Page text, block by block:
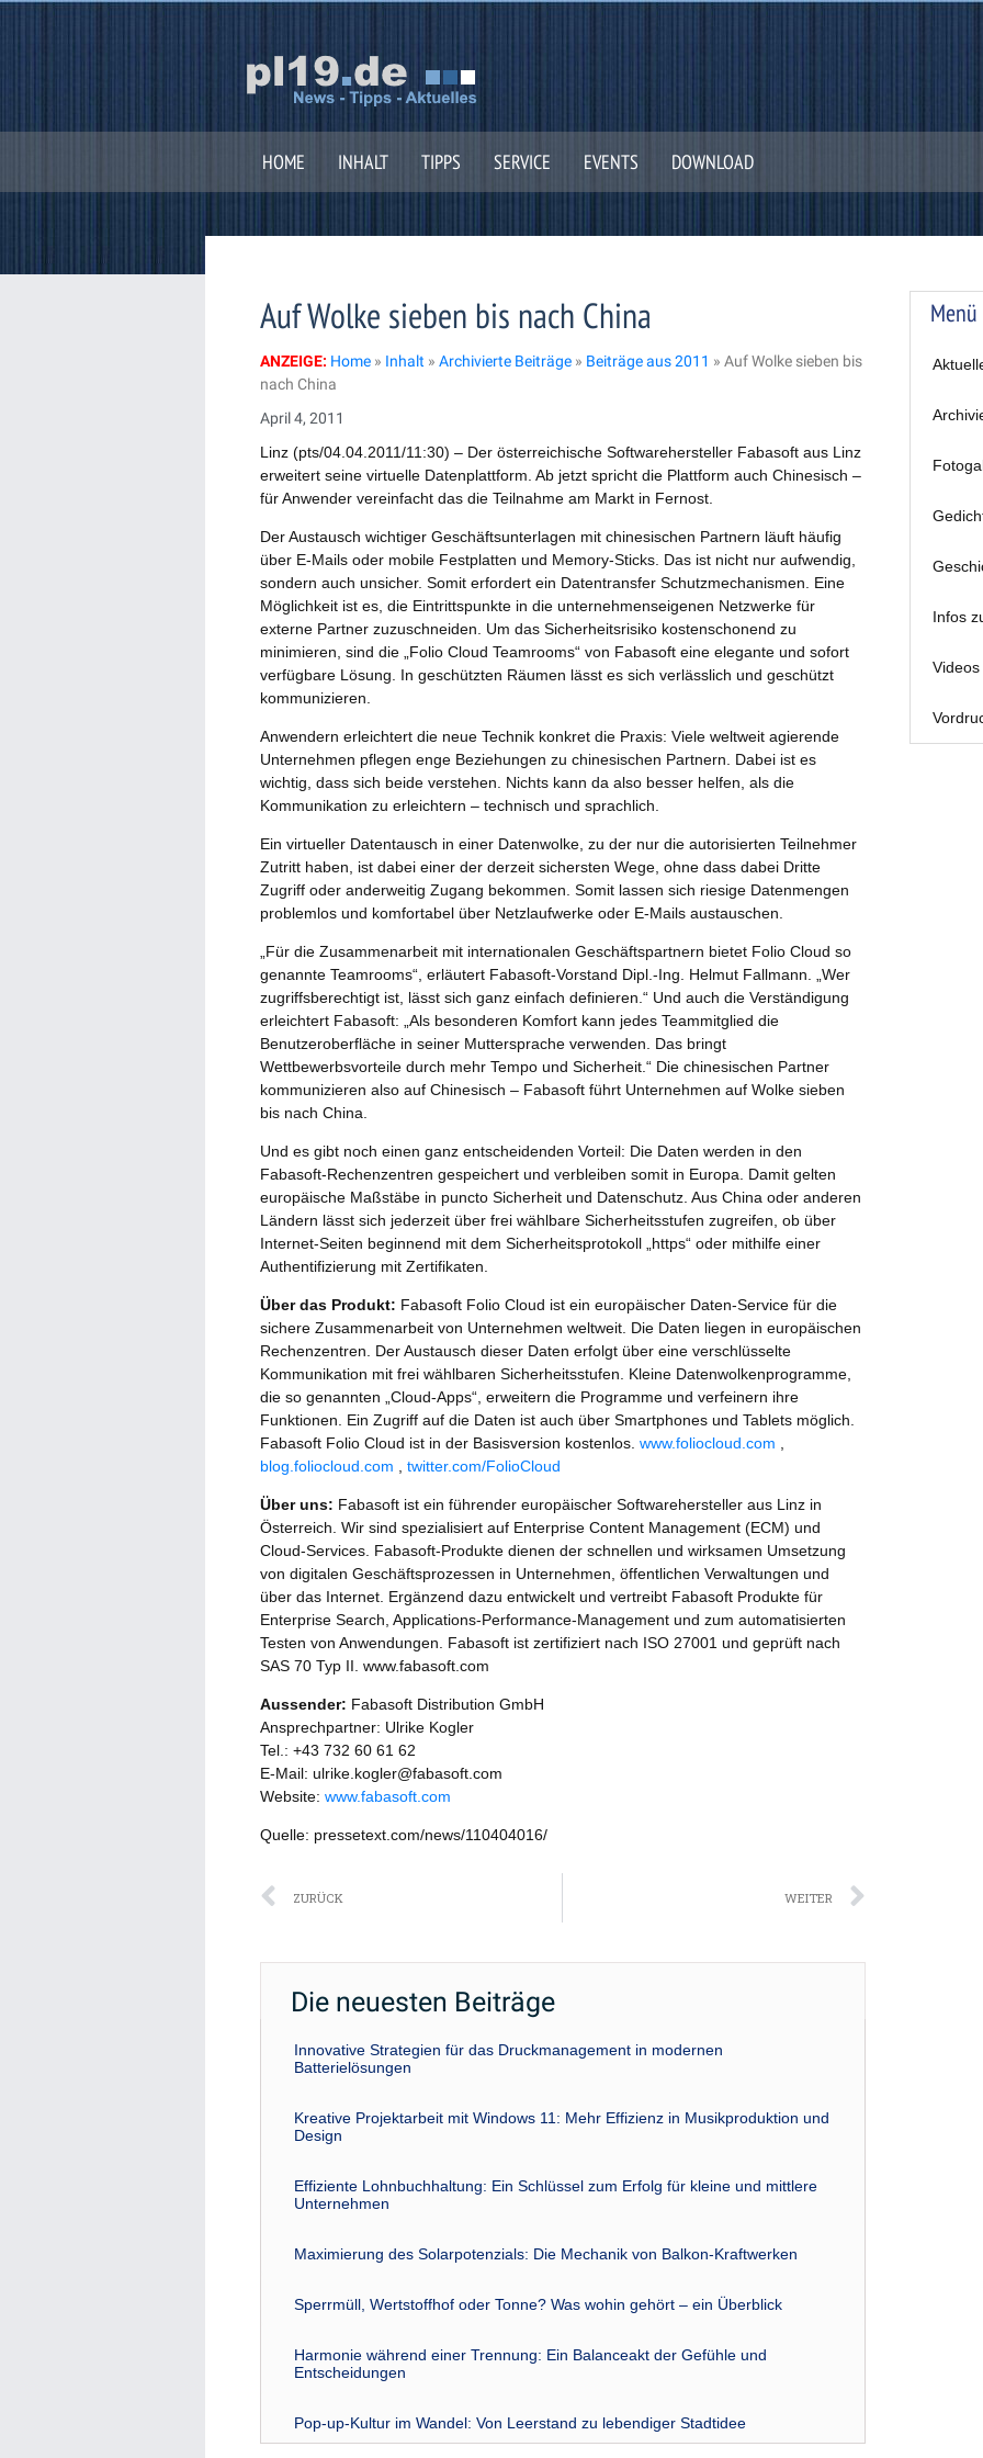
Zum
HOME INHALT TIPPS SERVICE EVENTS DOWNLOAD
Auf Wolke sieben bis nach China
ANZEIGE: Home » Inhalt » Archivierte Beiträge » Beiträge aus 2011 » Auf Wolke sieben bis
nach China
April 4, 2011
Linz (pts/04.04.2011/11:30) – Der österreichische Softwarehersteller Fabasoft aus Linz
erweitert seine virtuelle Datenplattform. Ab jetzt spricht die Plattform auch Chinesisch –
für Anwender vereinfacht das die Teilnahme am Markt in Fernost.
Der Austausch wichtiger Geschäftsunterlagen mit chinesischen Partnern läuft häufig
über E-Mails oder mobile Festplatten und Memory-Sticks. Das ist nicht nur aufwendig,
sondern auch unsicher. Somit erfordert ein Datentransfer Schutzmechanismen. Eine
Möglichkeit ist es, die Eintrittspunkte in die unternehmenseigenen Netzwerke für
externe Partner zuzuschneiden. Um das Sicherheitsrisiko kostenschonend zu
minimieren, sind die „Folio Cloud Teamrooms“ von Fabasoft eine elegante und sofort
verfügbare Lösung. In geschützten Räumen lässt es sich verlässlich und geschützt
kommunizieren.
Anwendern erleichtert die neue Technik konkret die Praxis: Viele weltweit agierende
Unternehmen pflegen enge Beziehungen zu chinesischen Partnern. Dabei ist es
wichtig, dass sich beide verstehen. Nichts kann da also besser helfen, als die
Kommunikation zu erleichtern – technisch und sprachlich.
Ein virtueller Datentausch in einer Datenwolke, zu der nur die autorisierten Teilnehmer
Zutritt haben, ist dabei einer der derzeit sichersten Wege, ohne dass dabei Dritte
Zugriff oder anderweitig Zugang bekommen. Somit lassen sich riesige Datenmengen
problemlos und komfortabel über Netzlaufwerke oder E-Mails austauschen.
„Für die Zusammenarbeit mit internationalen Geschäftspartnern bietet Folio Cloud so
genannte Teamrooms“, erläutert Fabasoft-Vorstand Dipl.-Ing. Helmut Fallmann. „Wer
zugriffsberechtigt ist, lässt sich ganz einfach definieren.“ Und auch die Verständigung
erleichtert Fabasoft: „Als besonderen Komfort kann jedes Teammitglied die
Benutzeroberfläche in seiner Muttersprache verwenden. Das bringt
Wettbewerbsvorteile durch mehr Tempo und Sicherheit.“ Die chinesischen Partner
kommunizieren also auf Chinesisch – Fabasoft führt Unternehmen auf Wolke sieben
bis nach China.
Und es gibt noch einen ganz entscheidenden Vorteil: Die Daten werden in den
Fabasoft-Rechenzentren gespeichert und verbleiben somit in Europa. Damit gelten
europäische Maßstäbe in puncto Sicherheit und Datenschutz. Aus China oder anderen
Ländern lässt sich jederzeit über frei wählbare Sicherheitsstufen zugreifen, ob über
Internet-Seiten beginnend mit dem Sicherheitsprotokoll „https“ oder mithilfe einer
Authentifizierung mit Zertifikaten.
Über das Produkt: Fabasoft Folio Cloud ist ein europäischer Daten-Service für die
sichere Zusammenarbeit von Unternehmen weltweit. Die Daten liegen in europäischen
Rechenzentren. Der Austausch dieser Daten erfolgt über eine verschlüsselte
Kommunikation mit frei wählbaren Sicherheitsstufen. Kleine Datenwolkenprogramme,
die so genannten „Cloud-Apps“, erweitern die Programme und verfeinern ihre
Funktionen. Ein Zugriff auf die Daten ist auch über Smartphones und Tablets möglich.
Fabasoft Folio Cloud ist in der Basisversion kostenlos. www.foliocloud.com
blog.foliocloud.com
twitter.com/FolioCloud
Über uns: Fabasoft ist ein führender europäischer Softwarehersteller aus Linz in
Österreich. Wir sind spezialisiert auf Enterprise Content Management (ECM) und
Cloud-Services. Fabasoft-Produkte dienen der schnellen und wirksamen Umsetzung
von digitalen Geschäftsprozessen in Unternehmen, öffentlichen Verwaltungen und
über das Internet. Ergänzend dazu entwickelt und vertreibt Fabasoft Produkte für
Enterprise Search, Applications-Performance-Management und zum automatisierten
Testen von Anwendungen. Fabasoft ist zertifiziert nach ISO 27001 und geprüft nach
SAS 70 Typ II. www.fabasoft.com
Aussender: Fabasoft Distribution GmbH
Ansprechpartner: Ulrike Kogler
Tel.: +43 732 60 61 62
E-Mail: ulrike.kogler@fabasoft.com
Website: www.fabasoft.com
Quelle: pressetext.com/news/110404016/
Zurück
ZURÜCK WEITER
Die neuesten Beiträge
Innovative Strategien für das Druckmanagement in modernen
Batterielösungen
Kreative Projektarbeit mit Windows 11: Mehr Effizienz in Musikproduktion und
Design
Effiziente Lohnbuchhaltung: Ein Schlüssel zum Erfolg für kleine und mittlere
Unternehmen
Maximierung des Solarpotenzials: Die Mechanik von Balkon-Kraftwerken
Sperrmüll, Wertstoffhof oder Tonne? Was wohin gehört – ein Überblick
Harmonie während einer Trennung: Ein Balanceakt der Gefühle und
Entscheidungen
Pop-up-Kultur im Wandel: Von Leerstand zu lebendiger Stadtidee
Menü
Infos